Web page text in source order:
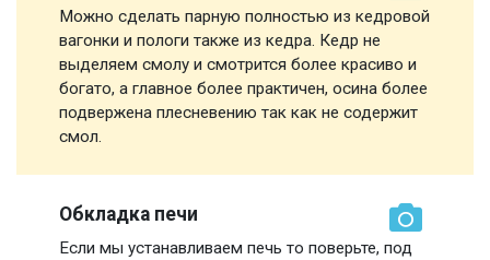
Можно сделать парную полностью из кедровой
вагонки и пологи также из кедра. Кедр не
выделяем смолу и смотрится более красиво и
богато, а главное более практичен, осина более
подвержена плесневению так как не содержит
смол.
Обкладка печи
Если мы устанавливаем печь то поверьте, под